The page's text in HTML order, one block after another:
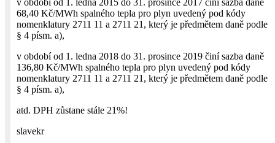
68,40 Kč/MWh spalného tepla pro plyn uvedený pod kódy
nomenklatury 2711 11 a 2711 21, který je předmětem daně podle
§ 4 písm. a),
v období od 1. ledna 2018 do 31. prosince 2019 činí sazba daně
136,80 Kč/MWh spalného tepla pro plyn uvedený pod kódy
nomenklatury 2711 11 a 2711 21, který je předmětem daně podle
§ 4 písm. a),
atd. DPH zůstane stále 21%!
slavekr